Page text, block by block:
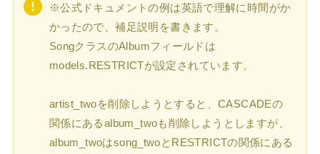
※公式ドキュメントの例は英語で理解に時間がか
かったので、補足説明を書きます。
SongクラスのAlbumフィールドは
models.RESTRICTが設定されています。
artist_twoを削除しようとすると、CASCADEの
関係にあるalbum_twoも削除しようとしますが、
album_twoはsong_twoとRESTRICTの関係にある